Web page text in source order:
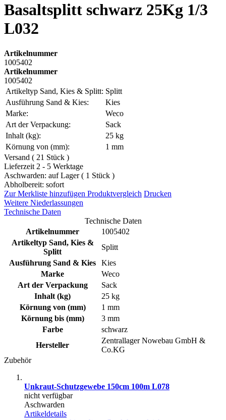
Basaltsplitt schwarz 25Kg 1/3
L032
Artikelnummer
1005402
Artikelnummer
1005402
Artikeltyp Sand, Kies & Splitt: Splitt
Ausführung Sand & Kies:
Kies
Marke:
Weco
Art der Verpackung:
Sack
Inhalt (kg):
25 kg
Körnung von (mm):
1 mm
Versand ( 21 Stück )
Lieferzeit 2 - 5 Werktage
Aschwarden: auf Lager ( 1 Stück )
Abholbereit: sofort
Zur Merkliste hinzufügen Produktvergleich Drucken
Weitere Niederlassungen
Technische Daten
Technische Daten
Artikelnummer
1005402
Artikeltyp Sand, Kies &
Splitt
Splitt
Ausführung Sand & Kies
Kies
Marke
Weco
Art der Verpackung
Sack
Inhalt (kg)
25 kg
Körnung von (mm)
1 mm
Körnung bis (mm)
3 mm
Farbe
schwarz
Hersteller
Zentrallager Nowebau GmbH &
Co.KG
Zubehör
Unkraut-Schutzgewebe 150cm 100m L078
nicht verfügbar
Aschwarden
Artikeldetails